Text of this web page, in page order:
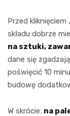
Przed
składu dobrze
na sztuki,
dane się
poświęcić 10
budowę
W skrócie: na